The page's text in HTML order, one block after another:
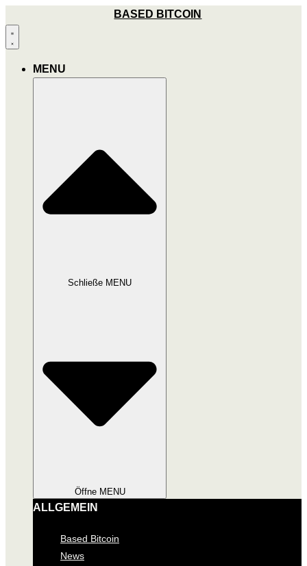
Inhalt
wechseln
BASED BITCOIN
MENU
Schließe MENU
Öffne MENU
ALLGEMEIN
Based Bitcoin
News